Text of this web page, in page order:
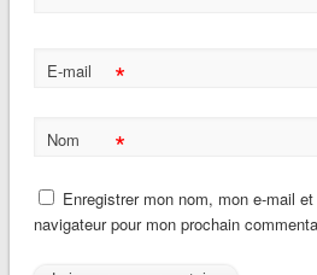
E-mail *
Nom *
Enregistrer mon nom, mon e-mail
navigateur pour mon prochain